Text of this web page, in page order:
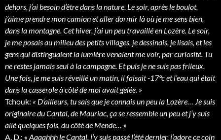
dehors, j’ai besoin d’être dans la nature. Le soir, après le boulot,
j’aime prendre mon camion et aller dormir là où je me sens bien,
dans la montagne. Cet hiver, j’ai un peu travaillé en Lozère. Le soir,
je me posais au milieu des petits villages, je dessinais, je lisais, et les
gens qui distinguaient la lumière venaient me voir, par curiosité. Tu
ne restes jamais seul à la campagne. Et puis je ne suis pas frileux.
Une fois, je me suis réveillé un matin, il faisait -17°c et l’eau qui était
dans la casserole à côté de moi avait gelée. »
Tchouk: « D’ailleurs, tu sais que je connais un peu la Lozère… Je suis
originaire du Cantal, de Mauriac, ça se ressemble un peu et j’y suis
allé quelques fois, du côté de Mende… »
A. D.: « Aaaahhh le Cantal, j’y suis passé l’été dernier, j’adore ce coin